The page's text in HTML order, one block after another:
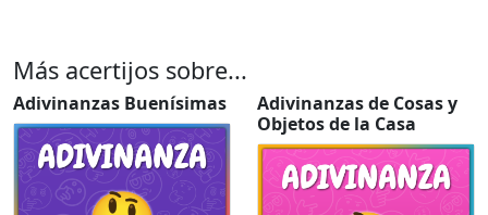
Más acertijos sobre...
Adivinanzas Buenísimas
Adivinanzas de Cosas y
Objetos de la Casa